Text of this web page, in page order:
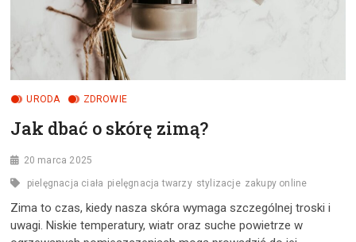
URODA ZDROWIE
Jak dbać o skórę zimą?
20 marca 2025
pielęgnacja ciała pielęgnacja twarzy stylizacje zakupy online
Zima to czas, kiedy nasza skóra wymaga szczególnej troski i
uwagi. Niskie temperatury, wiatr oraz suche powietrze w